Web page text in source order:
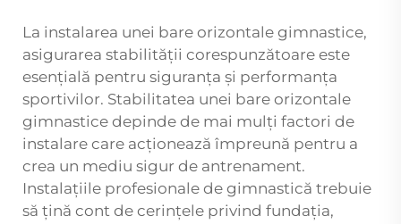
La instalarea unei bare orizontale gimnastice,
asigurarea stabilității corespunzătoare este
esențială pentru siguranța și performanța
sportivilor. Stabilitatea unei bare orizontale
gimnastice depinde de mai mulți factori de
instalare care acționează împreună pentru a
crea un mediu sigur de antrenament.
Instalațiile profesionale de gimnastică trebuie
să țină cont de cerințele privind fundația,